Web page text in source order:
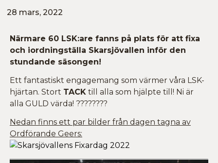
28 mars, 2022
Närmare 60 LSK:are fanns på plats för att fixa
och iordningställa Skarsjövallen inför den
stundande säsongen!
Ett fantastiskt engagemang som värmer våra LSK-
hjärtan. Stort TACK till alla som hjälpte till! Ni är
alla GULD värda! ????????
Nedan finns ett par bilder från dagen tagna av
Ordförande Geers: